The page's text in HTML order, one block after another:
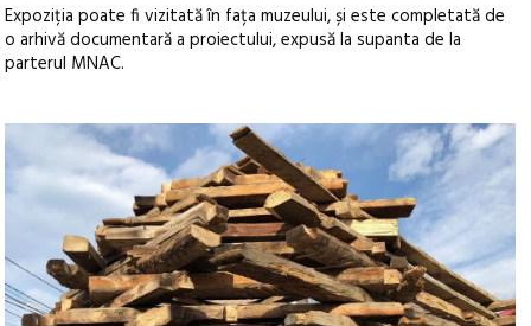
Expoziția poate fi vizitată în fața muzeului, și este completată de
o arhivă documentară a proiectului, expusă la supanta de la
parterul MNAC.